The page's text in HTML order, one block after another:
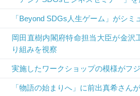
「Beyond SDGs人生ゲーム」がシ
岡田直樹内閣府特命担当大臣が金沢
り組みを視察
実施したワークショップの模様がフ
「物語の始まりへ」に前出真希さん